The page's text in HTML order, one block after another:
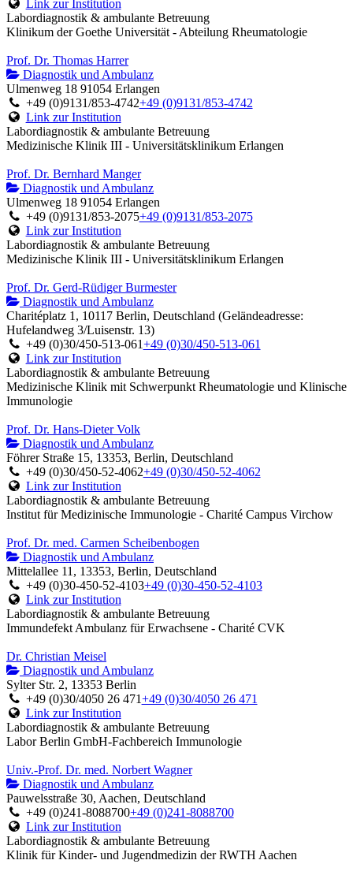
Link zur Institution
Labordiagnostik & ambulante Betreuung
Klinikum der Goethe Universität - Abteilung Rheumatologie
Prof. Dr. Thomas Harrer
Diagnostik und Ambulanz
Ulmenweg 18 91054 Erlangen
+49 (0)9131/853-4742+49 (0)9131/853-4742
Link zur Institution
Labordiagnostik & ambulante Betreuung
Medizinische Klinik III - Universitätsklinikum Erlangen
Prof. Dr. Bernhard Manger
Diagnostik und Ambulanz
Ulmenweg 18 91054 Erlangen
+49 (0)9131/853-2075+49 (0)9131/853-2075
Link zur Institution
Labordiagnostik & ambulante Betreuung
Medizinische Klinik III - Universitätsklinikum Erlangen
Prof. Dr. Gerd-Rüdiger Burmester
Diagnostik und Ambulanz
Charitéplatz 1, 10117 Berlin, Deutschland (Geländeadresse:
Hufelandweg 3/Luisenstr. 13)
+49 (0)30/450-513-061+49 (0)30/450-513-061
Link zur Institution
Labordiagnostik & ambulante Betreuung
Medizinische Klinik mit Schwerpunkt Rheumatologie und Klinische
Immunologie
Prof. Dr. Hans-Dieter Volk
Diagnostik und Ambulanz
Föhrer Straße 15, 13353, Berlin, Deutschland
+49 (0)30/450-52-4062+49 (0)30/450-52-4062
Link zur Institution
Labordiagnostik & ambulante Betreuung
Institut für Medizinische Immunologie - Charité Campus Virchow
Prof. Dr. med. Carmen Scheibenbogen
Diagnostik und Ambulanz
Mittelallee 11, 13353, Berlin, Deutschland
+49 (0)30-450-52-4103+49 (0)30-450-52-4103
Link zur Institution
Labordiagnostik & ambulante Betreuung
Immundefekt Ambulanz für Erwachsene - Charité CVK
Dr. Christian Meisel
Diagnostik und Ambulanz
Sylter Str. 2, 13353 Berlin
+49 (0)30/4050 26 471+49 (0)30/4050 26 471
Link zur Institution
Labordiagnostik & ambulante Betreuung
Labor Berlin GmbH-Fachbereich Immunologie
Univ.-Prof. Dr. med. Norbert Wagner
Diagnostik und Ambulanz
Pauwelsstraße 30, Aachen, Deutschland
+49 (0)241-8088700+49 (0)241-8088700
Link zur Institution
Labordiagnostik & ambulante Betreuung
Klinik für Kinder- und Jugendmedizin der RWTH Aachen